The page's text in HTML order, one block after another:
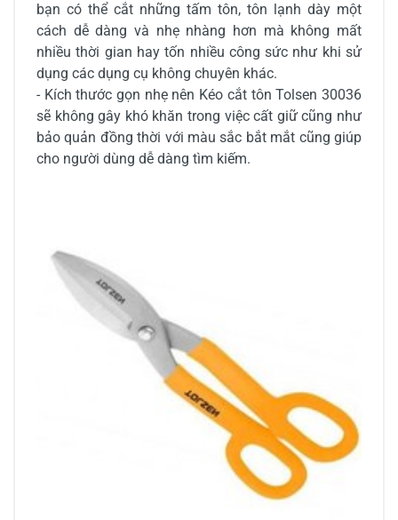
bạn có thể cắt những tấm tôn, tôn lạnh dày một
cách dễ dàng và nhẹ nhàng hơn mà không mất
nhiều thời gian hay tốn nhiều công sức như khi sử
dụng các dụng cụ không chuyên khác.
- Kích thước gọn nhẹ nên Kéo cắt tôn Tolsen 30036
sẽ không gây khó khăn trong việc cất giữ cũng như
bảo quản đồng thời với màu sắc bắt mắt cũng giúp
cho người dùng dễ dàng tìm kiếm.